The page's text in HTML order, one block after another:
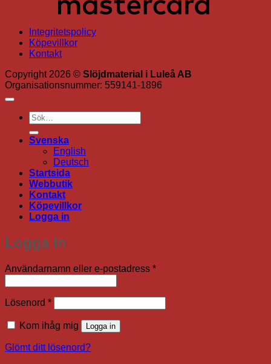
Integritetspolicy
Köpevillkor
Kontakt
Copyright 2026 © Slöjdmaterial i Luleå AB
Organisationsnummer: 559141-1896
Sök
efter:
Svenska
English
Deutsch
Startsida
Webbutik
Kontakt
Köpevillkor
Logga in
Logga in
Användarnamn eller e-postadress *Obligatoriskt
Lösenord *Obligatoriskt
Kom ihåg mig Logga in
Glömt ditt lösenord?